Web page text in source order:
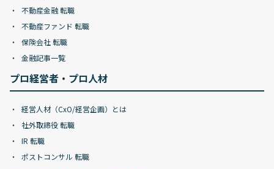
不動産金融 転職
不動産ファンド 転職
保険会社 転職
金融記事一覧
プロ経営者・プロ人材
経営人材（CxO/経営企画）とは
社外取締役 転職
IR 転職
ポストコンサル 転職